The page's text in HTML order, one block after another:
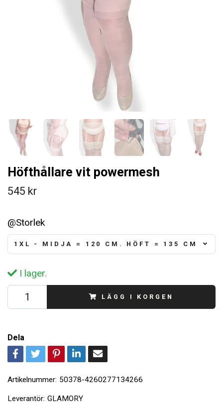
Höfthållare vit powermesh
545 kr
@Storlek
1XL - MIDJA = 120 CM. HÖFT = 135 CM
I lager.
LÄGG I KORGEN
Dela
Artikelnummer: 50378-4260277134266
Leverantör: GLAMORY